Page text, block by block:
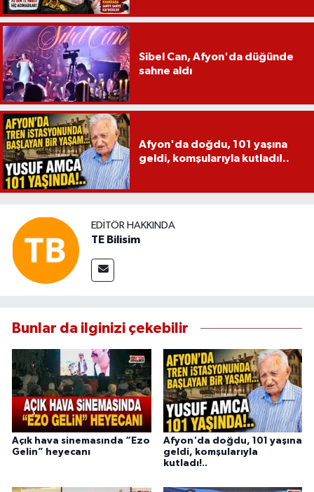
Sibel Can, Afyon'da düğünde
sahne aldı
Afyon'da doğdu, 101 yaşına
geldi, komşularıyla kutladı!..
EDITÖR HAKKINDA
TE Bilisim
Bunlar da ilginizi çekebilir
Açık hava sinemasında “Ezo
Gelin” heyecanı
Afyon'da doğdu, 101 yaşına
geldi, komşularıyla
kutladı!..